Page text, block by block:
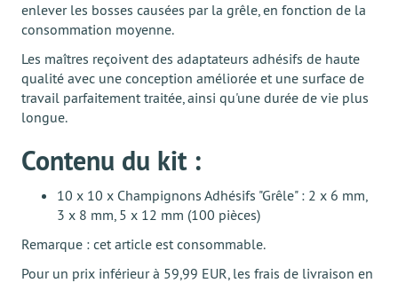
enlever les bosses causées par la grêle, en fonction de la
consommation moyenne.
Les maîtres reçoivent des adaptateurs adhésifs de haute
qualité avec une conception améliorée et une surface de
travail parfaitement traitée, ainsi qu'une durée de vie plus
longue.
Contenu du kit :
10 x 10 x Champignons Adhésifs "Grêle" : 2 x 6 mm,
3 x 8 mm, 5 x 12 mm (100 pièces)
Remarque : cet article est consommable.
Pour un prix inférieur à 59,99 EUR, les frais de livraison en